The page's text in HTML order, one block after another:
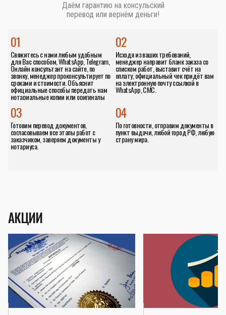
Даём гарантию на консульский
перевод или вернём деньги!
01
Свяжитесь с нами любым удобным
для Вас способом, WhatsApp, Telegram,
Онлайн консультант на сайте, по
звонку, менеджер проконсультирует по
сроками и стоимости. Объяснит
официальные способы передать нам
нотариальные копии или оригиналы
02
Исходя из ваших требований,
менеджер направит бланк заказа со
списком работ, выставит счёт на
оплату, официальный чек придёт вам
на электронную почту ссылкой в
WhatsApp, СМС.
04
По готовности, отправим документы в
пункт выдачи, любой город РФ, любую
страну мира.
03
Готовим перевод документов,
согласовываем все этапы работ с
заказчиком, заверяем документы у
нотариуса.
АКЦИИ